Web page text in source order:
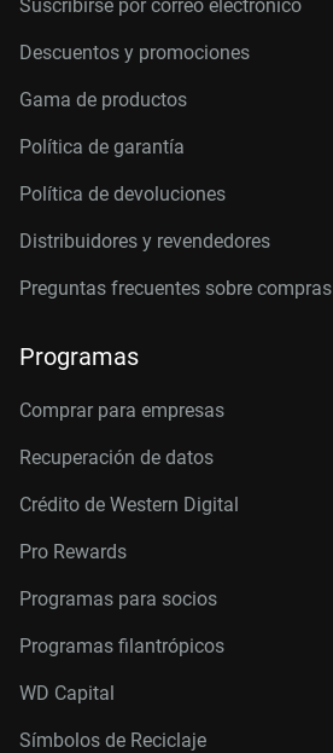
Suscribirse por correo electrónico
Descuentos y promociones
Gama de productos
Política de garantía
Política de devoluciones
Distribuidores y revendedores
Preguntas frecuentes sobre compras
Programas
Comprar para empresas
Recuperación de datos
Crédito de Western Digital
Pro Rewards
Programas para socios
Programas filantrópicos
WD Capital
Símbolos de Reciclaje